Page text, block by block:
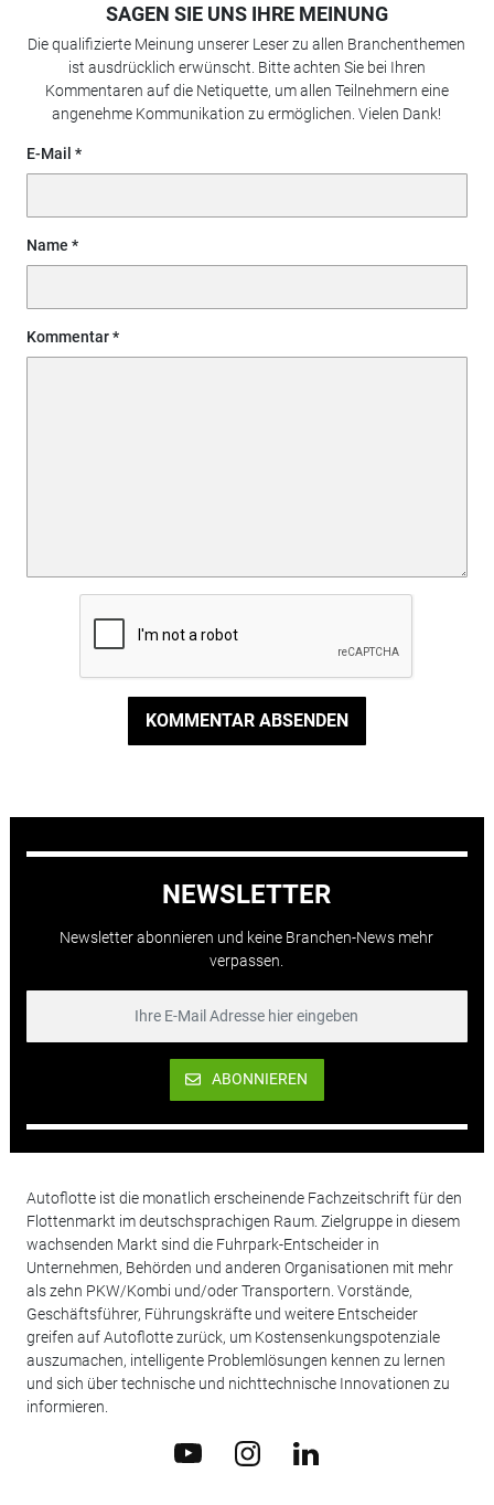
SAGEN SIE UNS IHRE MEINUNG
Die qualifizierte Meinung unserer Leser zu allen Branchenthemen
ist ausdrücklich erwünscht. Bitte achten Sie bei Ihren
Kommentaren auf die Netiquette, um allen Teilnehmern eine
angenehme Kommunikation zu ermöglichen. Vielen Dank!
E-Mail
Name
Kommentar
KOMMENTAR ABSENDEN
NEWSLETTER
Newsletter abonnieren und keine Branchen-News mehr
verpassen.
ABONNIEREN
Autoflotte ist die monatlich erscheinende Fachzeitschrift für den
Flottenmarkt im deutschsprachigen Raum. Zielgruppe in diesem
wachsenden Markt sind die Fuhrpark-Entscheider in
Unternehmen, Behörden und anderen Organisationen mit mehr
als zehn PKW/Kombi und/oder Transportern. Vorstände,
Geschäftsführer, Führungskräfte und weitere Entscheider
greifen auf Autoflotte zurück, um Kostensenkungspotenziale
auszumachen, intelligente Problemlösungen kennen zu lernen
und sich über technische und nichttechnische Innovationen zu
informieren.